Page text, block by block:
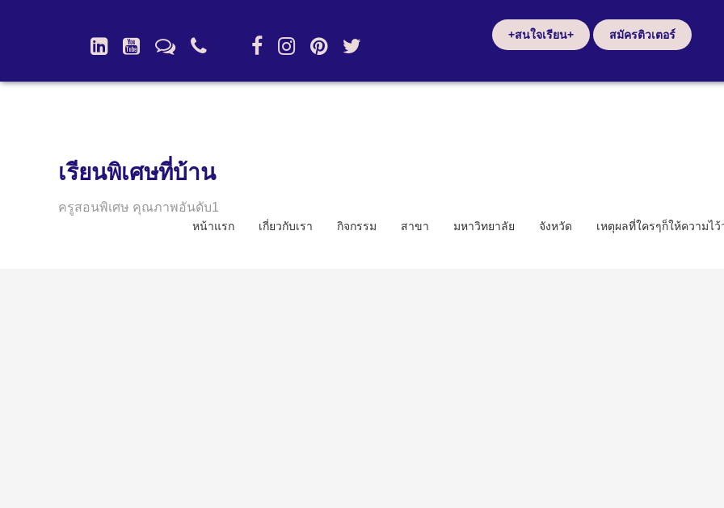
+สนใจเรียน+ สมัครติวเตอร์
เรียนพิเศษที่บ้าน
ครูสอนพิเศษ คุณภาพอันดับ1
หน้าแรก เกี่ยวกับเรา กิจกรรม สาขา มหาวิทยาลัย จังหวัด เหตุผลที่ใครๆก็ให้ความไว้